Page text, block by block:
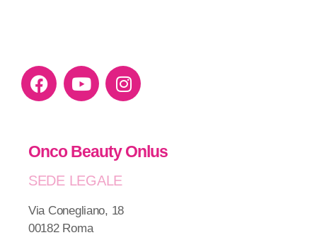
Onco Beauty Onlus
SEDE LEGALE
Via Conegliano, 18
00182 Roma